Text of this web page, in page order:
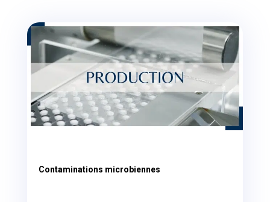
Contaminations microbiennes